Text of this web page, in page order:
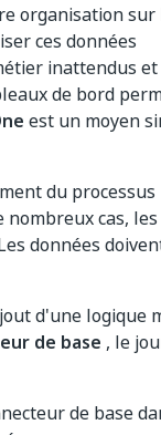
organisation sur
ces données
inattendus
de bord
est un moyen
du processus
nombreux cas,
données
d'une logique
de base , le
de base